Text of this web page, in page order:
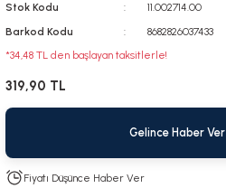
Stok Kodu
11.002714.00
Barkod Kodu
8682826037433
*34,48 TL den başlayan taksitlerle!
319,90 TL
Gelince Haber Ver
Fiyatı Düşünce Haber Ver